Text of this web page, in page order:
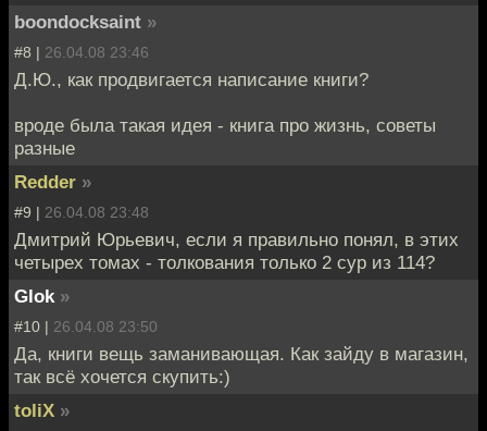
boondocksaint »
#8 | 26.04.08 23:46
Д.Ю., как продвигается написание книги?
вроде была такая идея - книга про жизнь, советы
разные
Redder »
#9 | 26.04.08 23:48
Дмитрий Юрьевич, если я правильно понял, в этих
четырех томах - толкования только 2 сур из 114?
Glok »
#10 | 26.04.08 23:50
Да, книги вещь заманивающая. Как зайду в магазин,
так всё хочется скупить:)
toliX »